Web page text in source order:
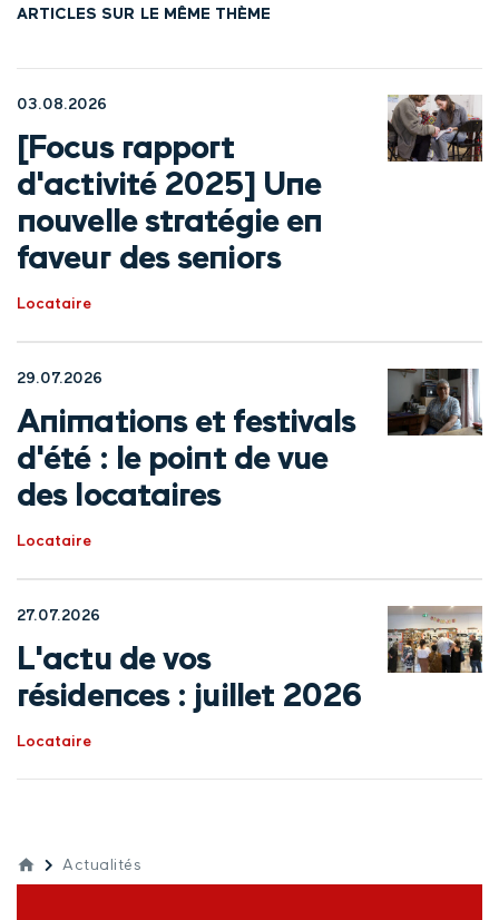
ARTICLES SUR LE MÊME THÈME
03.08.2026
[Focus rapport
d'activité 2025] Une
nouvelle stratégie en
faveur des seniors
Locataire
29.07.2026
Animations et festivals
d'été : le point de vue
des locataires
Locataire
27.07.2026
L'actu de vos
résidences : juillet 2026
Locataire
Actualités